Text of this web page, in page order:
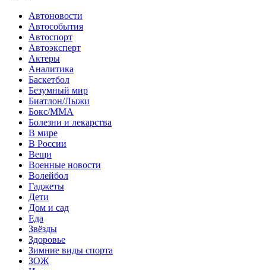
Автоновости
Автособытия
Автоспорт
Автоэксперт
Актеры
Аналитика
Баскетбол
Безумный мир
Биатлон/Лыжи
Бокс/MMA
Болезни и лекарства
В мире
В России
Вещи
Военные новости
Волейбол
Гаджеты
Дети
Дом и сад
Еда
Звёзды
Здоровье
Зимние виды спорта
ЗОЖ